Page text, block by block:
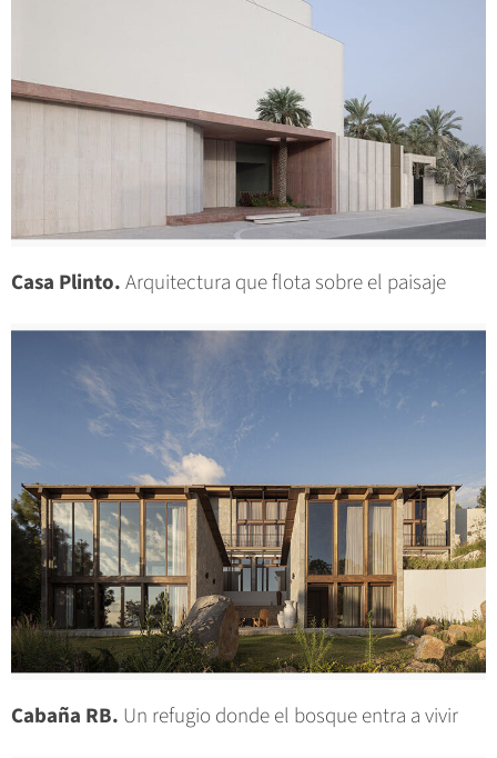
Casa Plinto.Arquitectura que flota sobre el paisaje
Cabaña RB. Un refugio donde el bosque entra a vivir